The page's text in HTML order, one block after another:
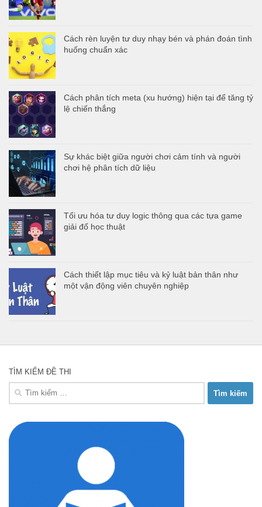
Cách rèn luyện tư duy nhạy bén và phán đoán tình
huống chuẩn xác
Cách phân tích meta (xu hướng) hiện tại để tăng tỷ
lệ chiến thắng
Sự khác biệt giữa người chơi cảm tính và người
chơi hệ phân tích dữ liệu
Tối ưu hóa tư duy logic thông qua các tựa game
giải đố học thuật
Cách thiết lập mục tiêu và kỷ luật bản thân như
một vận động viên chuyên nghiệp
TÌM KIẾM ĐỀ THI
Tìm
kiếm